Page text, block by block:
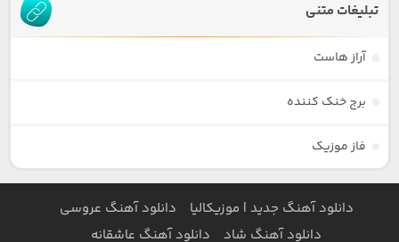
تبلیغات متنی
آراز هاست
برج خنک کننده
فاز موزیک
دانلود آهنگ جدید | موزیکالیا
دانلود آهنگ عروسی
دانلود آهنگ شاد
دانلود آهنگ عاشقانه